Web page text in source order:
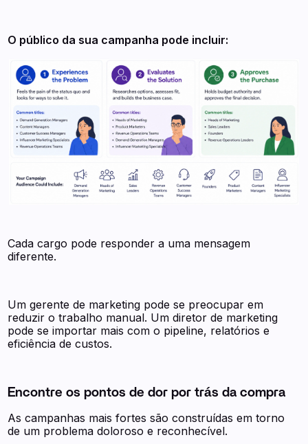
O público da sua campanha pode incluir:
Cada cargo pode responder a uma mensagem
diferente.
Um gerente de marketing pode se preocupar em
reduzir o trabalho manual. Um diretor de marketing
pode se importar mais com o pipeline, relatórios e
eficiência de custos.
Encontre os pontos de dor por trás da compra
As campanhas mais fortes são construídas em torno
de um problema doloroso e reconhecível.